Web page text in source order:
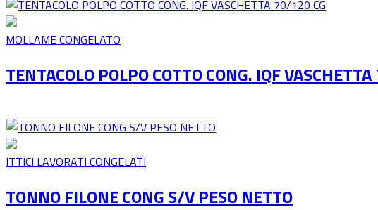
MOLLAME CONGELATO
TENTACOLO POLPO COTTO CONG. IQF
ITTICI LAVORATI CONGELATI
TONNO FILONE CONG S/V PESO NETTO